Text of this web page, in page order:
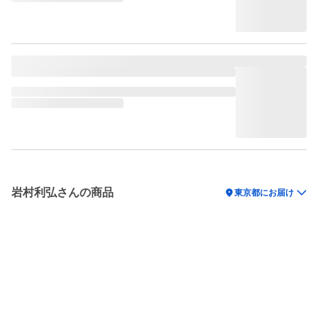
岩村利弘さんの商品 location_on東京都にお届け